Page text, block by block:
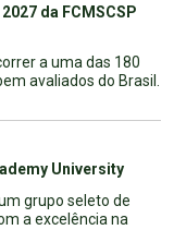
da FCMSCSP
a uma das 180
avaliados do Brasil.
University
grupo seleto de
a excelência na